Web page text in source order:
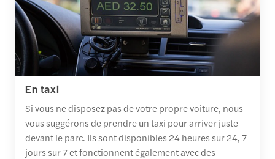
En taxi
Si vous ne disposez pas de votre propre voiture, nous
vous suggérons de prendre un taxi pour arriver juste
devant le parc. Ils sont disponibles 24 heures sur 24, 7
jours sur 7 et fonctionnent également avec des